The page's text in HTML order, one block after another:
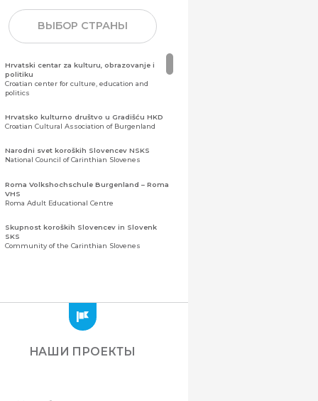
ВЫБОР СТРАНЫ
Hrvatski centar za kulturu, obrazovanje i
politiku
Croatian center for culture, education and
politics
Hrvatsko kulturno društvo u Gradišću HKD
Croatian Cultural Association of Burgenland
Narodni svet koroških Slovencev NSKS
National Council of Carinthian Slovenes
Roma Volkshochschule Burgenland – Roma
VHS
Roma Adult Educational Centre
Skupnost koroških Slovencev in Slovenk
SKS
Community of the Carinthian Slovenes
Zajednica Crnogoraca u Albaniji “ZCGA” -
ElbasanНАШИ ПРОЕКТЫ